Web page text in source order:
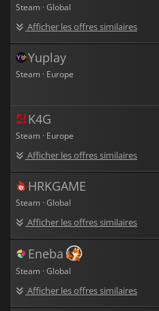
Steam · Global
Afficher les offres similaires
Yuplay
Steam · Europe
K4G
Steam · Europe
Afficher les offres similaires
HRKGAME
Steam · Global
Afficher les offres similaires
Eneba
Steam · Global
Afficher les offres similaires